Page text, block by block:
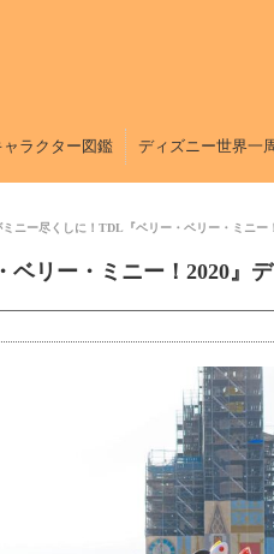
ラクター図鑑 ディズニー世界一
ニー尽くしに！TDL『ベリー・ベリー・ミニー
リー・ミニー！2020』